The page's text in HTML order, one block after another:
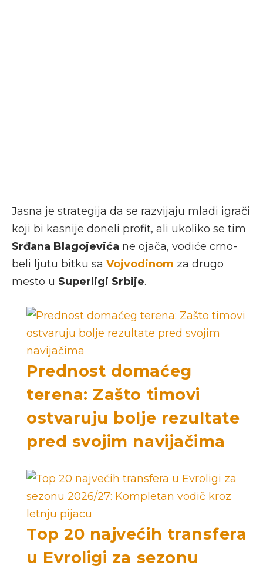
Jasna je strategija da se razvijaju mladi igrači
koji bi kasnije doneli profit, ali ukoliko se tim
Srđana Blagojevića ne ojača, vodiće crno-
beli ljutu bitku sa Vojvodinom za drugo
mesto u Superligi Srbije.
Prednost domaćeg
terena: Zašto timovi
ostvaruju bolje rezultate
pred svojim navijačima
Top 20 najvećih transfera
u Evroligi za sezonu